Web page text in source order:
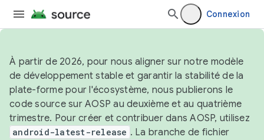
Connexion
À partir de 2026, pour nous aligner sur notre modèle
de développement stable et garantir la stabilité de la
plate-forme pour l'écosystème, nous publierons le
code source sur AOSP au deuxième et au quatrième
trimestre. Pour créer et contribuer dans AOSP, utilisez
android-latest-release . La branche de fichier